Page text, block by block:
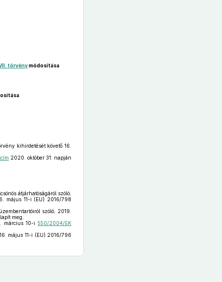
törvénymódosítása
kihirdetését követő 16.
2020. október 31. napján
átjárhatóságáról szóló,
május 11-i (EU) 2016/798
szóló, 2019.
meg,
március 10-i550/2004/EK
május 11-i (EU) 2016/796